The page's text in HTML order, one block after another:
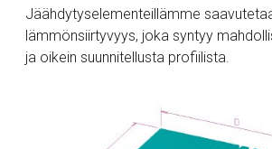
Jäähdytyselementeillämme
lämmönsiirtyvyys, joka syntyy
ja oikein suunnitellusta profiilista.